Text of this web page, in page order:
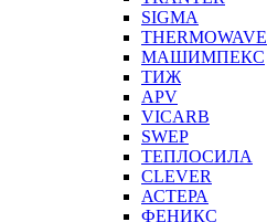
SIGMA
THERMOWAVE
МАШИМПЕКС
ТИЖ
APV
VICARB
SWEP
ТЕПЛОСИЛА
CLEVER
АСТЕРА
ФЕНИКС